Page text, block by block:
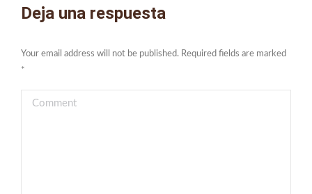
Deja una respuesta
Your email address will not be published. Required fields are marked
*
Comment